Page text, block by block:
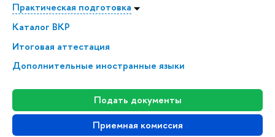
Практическая подготовка
Каталог ВКР
Итоговая аттестация
Дополнительные иностранные языки
Подать документы
Приемная комиссия